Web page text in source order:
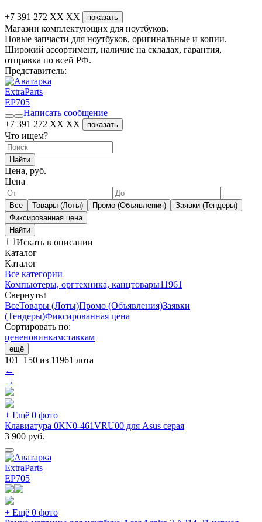
+7 391 272 XX XX показать
Магазин комплектующих для ноутбуков.
Новые запчасти для ноутбуков, оригинальные и копии.
Широкий ассортимент, наличие на складах, гарантия,
отправка по всей РФ.
Представитель:
ExtraParts
EP705
Написать сообщение
+7 391 272 XX XX
показать
Что ищем?
Найти
Цена, руб.
Цена
Все Товары (Лоты) Промо (Объявления)
Заявки (Тендеры)
Фиксированная цена
Искать в описании
Каталог
Каталог
Все категории
Компьютеры, оргтехника, канцтовары11961
Свернуть↑
ВсеТовары (Лоты)Промо (Объявления)Заявки
(Тендеры)Фиксированная цена
Сортировать по:
цененовинкамставкам
ещё
101–150 из 11961 лота
←
→
+ Ещё 0 фото
Клавиатура 0KN0-461VRU00 для Asus серая
3 900 руб.
ExtraParts
EP705
+ Ещё 0 фото